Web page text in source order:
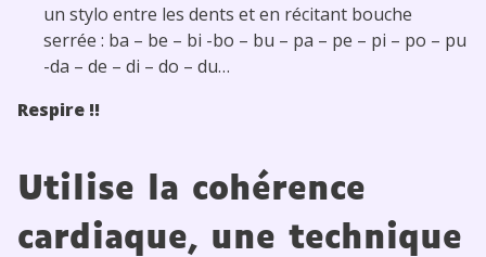
un stylo entre les dents et en récitant bouche
serrée : ba – be – bi -bo – bu – pa – pe – pi – po – pu
-da – de – di – do – du…
Respire !!
Utilise la cohérence
cardiaque, une technique